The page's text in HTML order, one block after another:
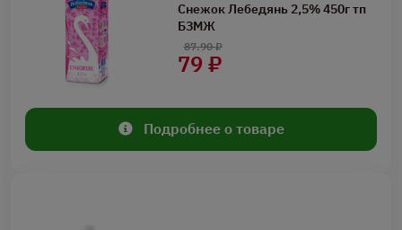
Снежок Лебедянь 2,5% 450г тп
БЗМЖ
79 ₽
87.90 ₽
Подробнее о товаре